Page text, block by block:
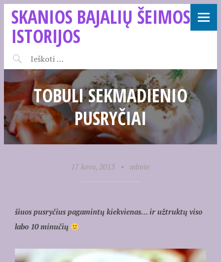
SKANIOS BAJALIŲ ŠEIMOS
ISTORIJOS
TOBULI SEKMADIENIO
PUSRYČIAI
17 kovo, 2013 • admin
šiuos pusryčius pagamintų kiekvienas… ir užtruktų viso
labo 10 minučių